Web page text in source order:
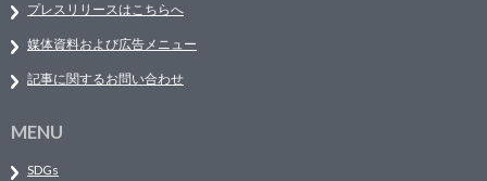
プレスリリースはこちらへ
媒体資料および広告メニュー
記事に関するお問い合わせ
MENU
SDGs